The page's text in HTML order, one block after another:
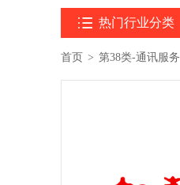
 热门行业分类
首页 > 第38类-通讯服务